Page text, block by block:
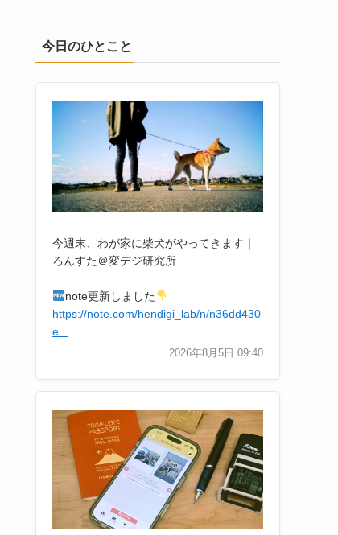
今日のひとこと
今週末、わが家に柴犬がやってきます｜
ろんすた＠変デジ研究所
note更新しました
https://note.com/hendigi_lab/n/n36dd430
e...
2026年8月5日 09:40